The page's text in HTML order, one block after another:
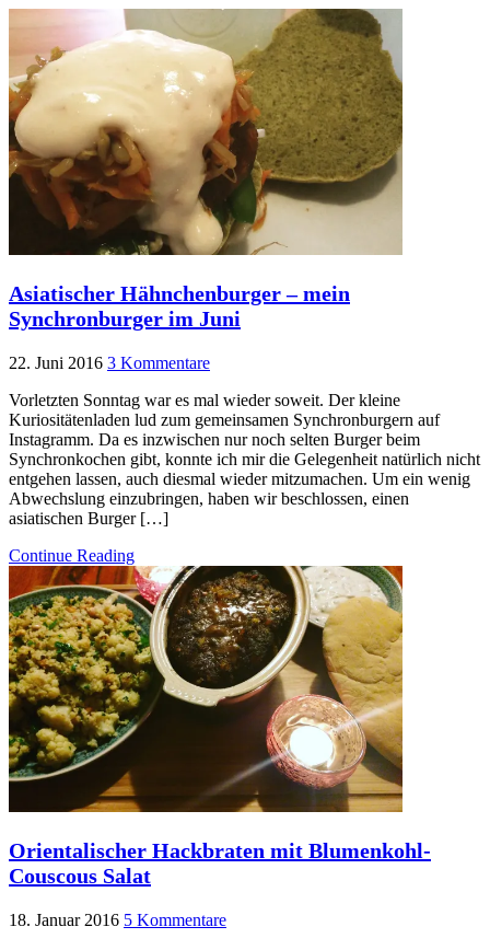
Asiatischer Hähnchenburger – mein
Synchronburger im Juni
22. Juni 2016 3 Kommentare
Vorletzten Sonntag war es mal wieder soweit. Der kleine
Kuriositätenladen lud zum gemeinsamen Synchronburgern auf
Instagramm. Da es inzwischen nur noch selten Burger beim
Synchronkochen gibt, konnte ich mir die Gelegenheit natürlich nicht
entgehen lassen, auch diesmal wieder mitzumachen. Um ein wenig
Abwechslung einzubringen, haben wir beschlossen, einen
asiatischen Burger […]
Continue Reading
Orientalischer Hackbraten mit Blumenkohl-
Couscous Salat
18. Januar 2016 5 Kommentare